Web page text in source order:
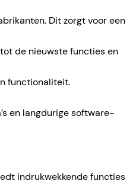
Dit zorgt voor een
de nieuwste functies en
functionaliteit.
en langdurige software-
indrukwekkende functies